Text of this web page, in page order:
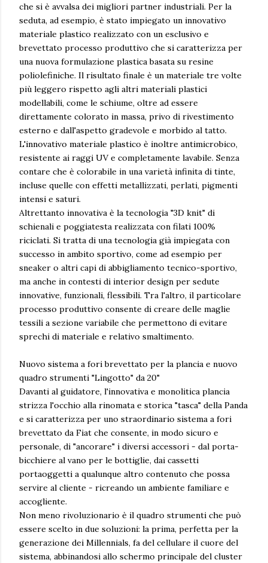
che si è avvalsa dei migliori partner industriali. Per la
seduta, ad esempio, è stato impiegato un innovativo
materiale plastico realizzato con un esclusivo e
brevettato processo produttivo che si caratterizza per
una nuova formulazione plastica basata su resine
poliolefiniche. Il risultato finale è un materiale tre volte
più leggero rispetto agli altri materiali plastici
modellabili, come le schiume, oltre ad essere
direttamente colorato in massa, privo di rivestimento
esterno e dall'aspetto gradevole e morbido al tatto.
L'innovativo materiale plastico è inoltre antimicrobico,
resistente ai raggi UV e completamente lavabile. Senza
contare che è colorabile in una varietà infinita di tinte,
incluse quelle con effetti metallizzati, perlati, pigmenti
intensi e saturi.
Altrettanto innovativa è la tecnologia "3D knit" di
schienali e poggiatesta realizzata con filati 100%
riciclati. Si tratta di una tecnologia già impiegata con
successo in ambito sportivo, come ad esempio per
sneaker o altri capi di abbigliamento tecnico-sportivo,
ma anche in contesti di interior design per sedute
innovative, funzionali, flessibili. Tra l'altro, il particolare
processo produttivo consente di creare delle maglie
tessili a sezione variabile che permettono di evitare
sprechi di materiale e relativo smaltimento.
Nuovo sistema a fori brevettato per la plancia e nuovo
quadro strumenti "Lingotto" da 20"
Davanti al guidatore, l'innovativa e monolitica plancia
strizza l'occhio alla rinomata e storica "tasca" della Panda
e si caratterizza per uno straordinario sistema a fori
brevettato da Fiat che consente, in modo sicuro e
personale, di "ancorare" i diversi accessori - dal porta-
bicchiere al vano per le bottiglie, dai cassetti
portaoggetti a qualunque altro contenuto che possa
servire al cliente - ricreando un ambiente familiare e
accogliente.
Non meno rivoluzionario è il quadro strumenti che può
essere scelto in due soluzioni: la prima, perfetta per la
generazione dei Millennials, fa del cellulare il cuore del
sistema, abbinandosi allo schermo principale del cluster